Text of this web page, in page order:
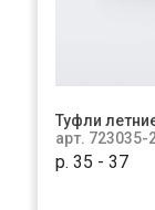
Туфли
арт. 723035-
р. 35 - 37